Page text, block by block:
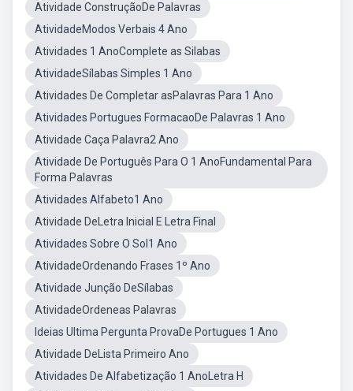
Atividade ConstruçãoDe Palavras
AtividadeModos Verbais 4 Ano
Atividades 1 AnoComplete as Silabas
AtividadeSílabas Simples 1 Ano
Atividades De Completar asPalavras Para 1 Ano
Atividades Portugues FormacaoDe Palavras 1 Ano
Atividade Caça Palavra2 Ano
Atividade De Português Para O 1 AnoFundamental Para
Forma Palavras
Atividades Alfabeto1 Ano
Atividade DeLetra Inicial E Letra Final
Atividades Sobre O Sol1 Ano
AtividadeOrdenando Frases 1º Ano
Atividade Junção DeSílabas
AtividadeOrdeneas Palavras
Ideias Ultima Pergunta ProvaDe Portugues 1 Ano
Atividade DeLista Primeiro Ano
Atividades De Alfabetização 1 AnoLetra H